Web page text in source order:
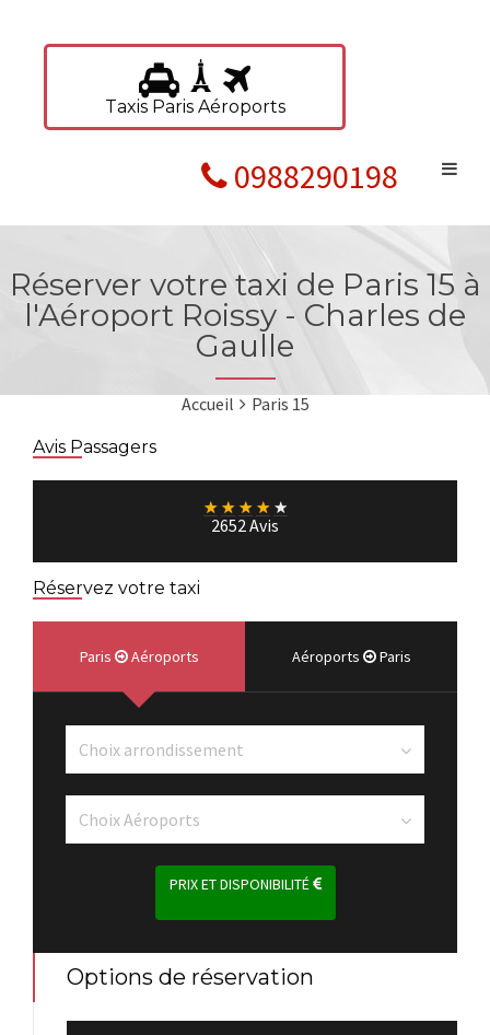
Taxis Paris Aéroports
0988290198
Réserver votre taxi de Paris 15 à
l'Aéroport Roissy - Charles de
Gaulle
Accueil Paris 15
Avis Passagers
★ ★ ★ ★ ★
2652 Avis
Réservez votre taxi
Paris Aéroports Aéroports Paris
PRIX ET DISPONIBILITÉ
Options de réservation